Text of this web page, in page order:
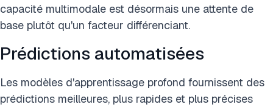
capacité multimodale est désormais une attente de
base plutôt qu'un facteur différenciant.
Prédictions automatisées
Les modèles d'apprentissage profond fournissent des
prédictions meilleures, plus rapides et plus précises